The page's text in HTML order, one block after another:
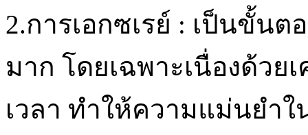
2.การเอกซเรย์ : เป็นขั้น
มาก โดยเฉพาะเนื่องด้ว
เวลา ทำให้ความแม่นยำใ